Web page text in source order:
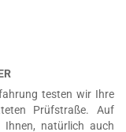
testen wir Ihre
Prüfstraße. Auf
Ihnen, natürlich auch